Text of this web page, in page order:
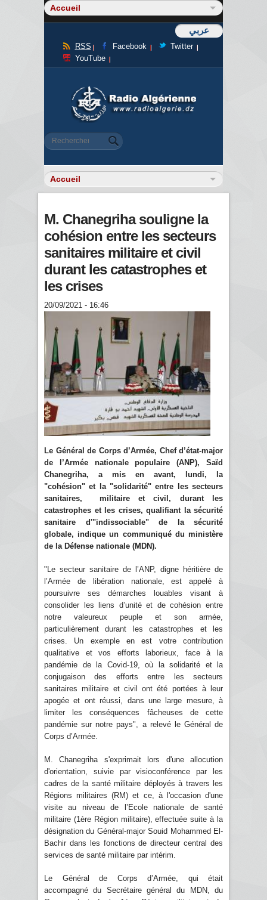
عربي
RSS Facebook
Twitter
YouTube
Formulaire de recherche
Rechercher
M. Chanegriha souligne la
cohésion entre les secteurs
sanitaires militaire et civil
durant les catastrophes et
les crises
20/09/2021 - 16:46
Le Général de Corps d’Armée, Chef d’état-major
de l’Armée nationale populaire (ANP), Saïd
Chanegriha, a mis en avant, lundi, la
"cohésion" et la "solidarité" entre les secteurs
sanitaires, militaire et civil, durant les
catastrophes et les crises, qualifiant la sécurité
sanitaire d'"indissociable" de la sécurité
globale, indique un communiqué du ministère
de la Défense nationale (MDN).
"Le secteur sanitaire de l’ANP, digne héritière de
l’Armée de libération nationale, est appelé à
poursuivre ses démarches louables visant à
consolider les liens d’unité et de cohésion entre
notre valeureux peuple et son armée,
particulièrement durant les catastrophes et les
crises. Un exemple en est votre contribution
qualitative et vos efforts laborieux, face à la
pandémie de la Covid-19, où la solidarité et la
conjugaison des efforts entre les secteurs
sanitaires militaire et civil ont été portées à leur
apogée et ont réussi, dans une large mesure, à
limiter les conséquences fâcheuses de cette
pandémie sur notre pays", a relevé le Général de
Corps d’Armée.
M. Chanegriha s'exprimait lors d'une allocution
d'orientation, suivie par visioconférence par les
cadres de la santé militaire déployés à travers les
Régions militaires (RM) et ce, à l'occasion d'une
visite au niveau de l’Ecole nationale de santé
militaire (1ère Région militaire), effectuée suite à la
désignation du Général-major Souid Mohammed El-
Bachir dans les fonctions de directeur central des
services de santé militaire par intérim.
Le Général de Corps d’Armée, qui était
accompagné du Secrétaire général du MDN, du